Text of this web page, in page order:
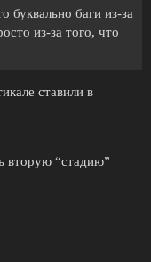
буквально баги из-за
из-за того, что
ставили в
вторую “стадию”